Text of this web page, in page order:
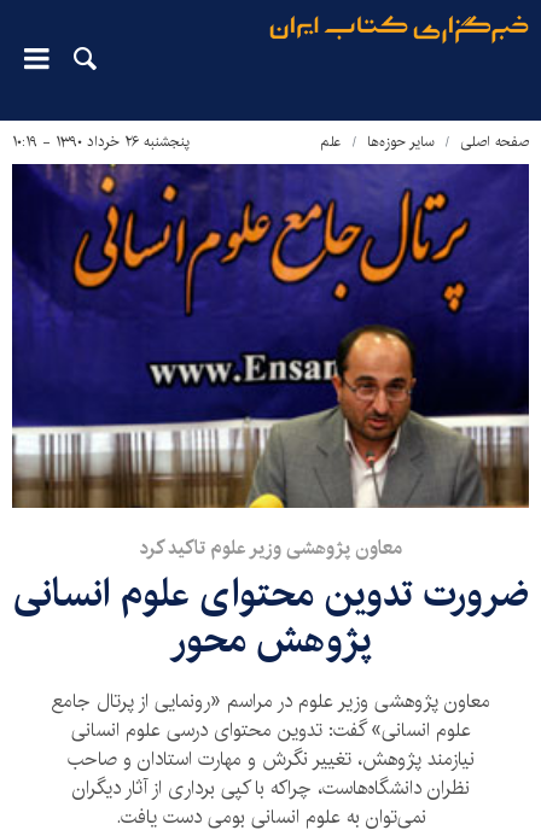
صفحه اصلی سایر حوزه‌ها علم پنجشنبه ۲۶ خرداد ۱۳۹۰ - ۱۰:۱۹
معاون پژوهشی وزیر علوم تاکيد کرد
ضرورت تدوین محتوای علوم انسانی
پژوهش محور
معاون پژوهشی وزیر علوم در مراسم «رونمایی از پرتال جامع
علوم انسانی» گفت: تدوین محتوای درسی علوم انسانی
نیازمند پژوهش، تغییر نگرش و مهارت استادان و صاحب
نظران دانشگاه‌هاست، چراکه با کپی برداری از آثار دیگران
نمی‌توان به علوم انسانی بومی دست یافت.